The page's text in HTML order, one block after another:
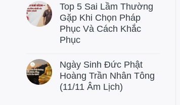
Top 5 Sai Lầm Thường
Gặp Khi Chọn Pháp
Phục Và Cách Khắc
Phục
Ngày Sinh Đức Phật
Hoàng Trần Nhân Tông
(11/11 Âm Lịch)